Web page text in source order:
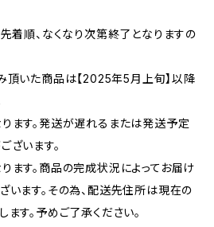
着順、なくなり次第終了となりますの
頂いた商品は【2025年5月上旬】以降
ます。発送が遅れるまたは発送予定
ざいます。
す。商品の完成状況によってお届け
ます。その為、配送先住所は現在の
す。予めご了承ください。